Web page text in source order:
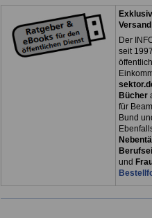
Der
seit
Bücher
für
Bund
und